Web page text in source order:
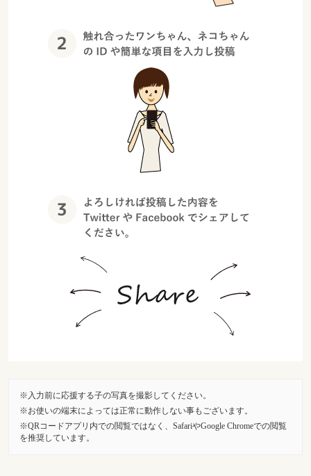
入力前に応援する子の写真を撮影してください。
お使いの端末によっては正常に動作しない事もございます。
QRコードアプリ内での閲覧ではなく、SafariやGoogle Chromeでの閲覧
を推奨しています。